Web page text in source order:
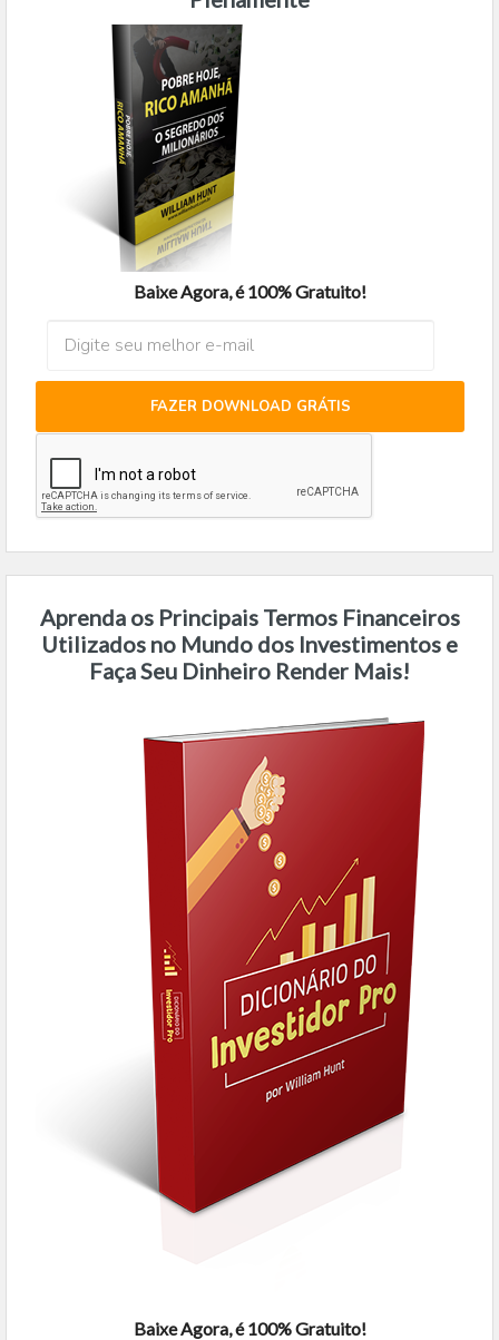
Baixe Agora, é 100% Gratuito!
FAZER DOWNLOAD GRÁTIS
Aprenda os Principais Termos Financeiros
Utilizados no Mundo dos Investimentos e
Faça Seu Dinheiro Render Mais!
Baixe Agora, é 100% Gratuito!